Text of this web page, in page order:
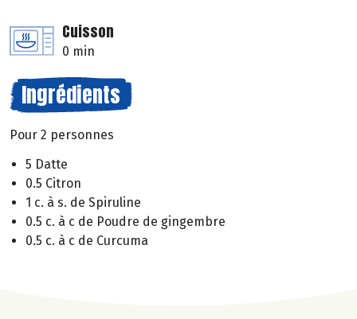
Cuisson
0 min
Ingrédients
Pour 2 personnes
5 Datte
0.5 Citron
1 c. à s. de Spiruline
0.5 c. à c de Poudre de gingembre
0.5 c. à c de Curcuma